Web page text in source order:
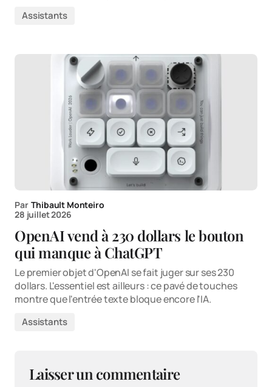
Assistants
Par Thibault Monteiro
28 juillet 2026
OpenAI vend à 230 dollars le bouton
qui manque à ChatGPT
Le premier objet d'OpenAI se fait juger sur ses 230
dollars. L'essentiel est ailleurs : ce pavé de touches
montre que l'entrée texte bloque encore l'IA.
Assistants
Laisser un commentaire